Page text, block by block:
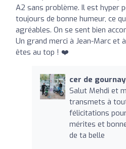
A2 sans problème. Il est hyper
toujours de bonne humeur, ce
agréables. On se sent bien
Un grand merci à Jean-Marc et
êtes au top ! ️❤️
cer de gournay
Salut Mehdi et
transmets à
félicitations
mérites et
de ta belle